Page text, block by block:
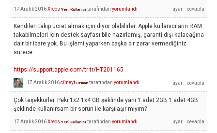
17 Aralık 2016Xreos Yeni Kullanıcı tarafından yorumlandı
Kendileri takıp ücret almak için diyor olabilirler. Apple kullanıcıların RAM
takabilmeleri için destek sayfası bile hazırlamış, garanti dışı kalacağına
dair bir ibare yok. Bu işlemi yaparken başka bir zarar vermediğiniz
sürece.
https://support.apple.com/tr-tr/HT201165
17 Aralık 2016cüneyt Uzman tarafından yorumlandı
Çok teşekkürler. Peki 1x2 1x4 GB şeklinde yani 1 adet 2GB 1 adet 4GB
şeklinde kullanırsam bir sorun ile karşılaşır mıyım?
17 Aralık 2016Xreos Yeni Kullanıcı tarafından yorumlandı